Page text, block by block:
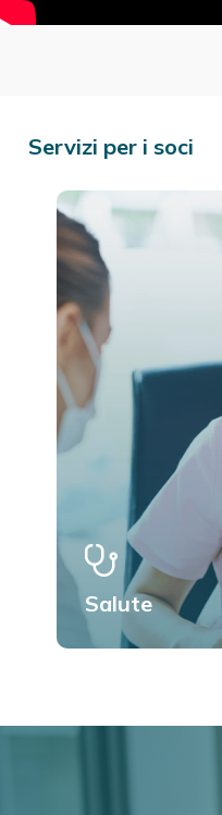
Servizi per i soci
Salute